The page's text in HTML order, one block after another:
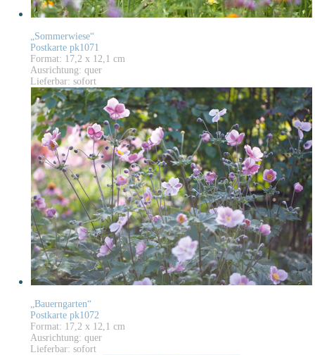
„Sommerwiese“
Postkarte pk1071
Format: 17,2 x 12,1 cm
Ausrichtung: quer
Lieferbar: sofort
„Bauerngarten“
Postkarte pk1072
Format: 17,2 x 12,1 cm
Ausrichtung: quer
Lieferbar: sofort